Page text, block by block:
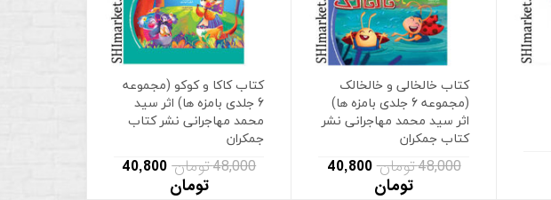
کتاب خالخالی و خالخالک
(مجموعه 6 جلدی بامزه ها)
اثر سید محمد مهاجرانی نشر
کتاب جمکران
48,000 تومان
40,800
تومان
کتاب کاکا و کوکو (مجموعه
6 جلدی بامزه ها) اثر سید
محمد مهاجرانی نشر کتاب
جمکران
48,000 تومان
40,800
تومان